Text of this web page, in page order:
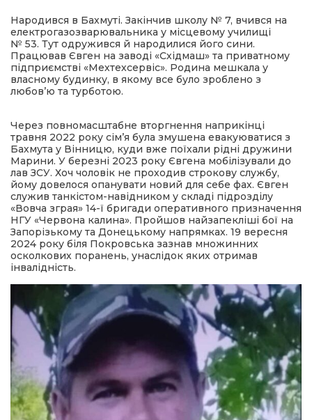
політика
місія
Народився в Бахмуті. Закінчив школу № 7, вчився на
електрогазозварювальника у місцевому училищі
№ 53. Тут одружився й народилися його сини.
Працював Євген на заводі «Східмаш» та приватному
підприємстві «Мехтехсервіс». Родина мешкала у
власному будинку, в якому все було зроблено з
любов’ю та турботою.
Через повномасштабне вторгнення наприкінці
травня 2022 року сім’я була змушена евакуюватися з
Бахмута у Вінницю, куди вже поїхали рідні дружини
Марини. У березні 2023 року Євгена мобілізували до
лав ЗСУ. Хоч чоловік не проходив строкову службу,
йому довелося опанувати новий для себе фах. Євген
служив танкістом-навідником у складі підрозділу
«Вовча зграя» 14-ї бригади оперативного призначення
НГУ «Червона калина». Пройшов найзапекліші бої на
Запорізькому та Донецькому напрямках. 19 вересня
2024 року біля Покровська зазнав множинних
осколкових поранень, унаслідок яких отримав
інвалідність.